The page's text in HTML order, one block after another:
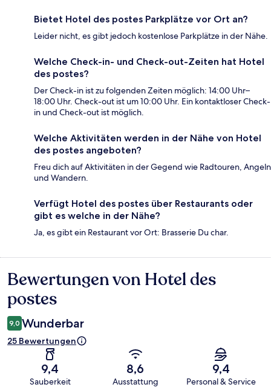
Bietet Hotel des postes Parkplätze vor Ort an?
Leider nicht, es gibt jedoch kostenlose Parkplätze in der Nähe.
Welche Check-in- und Check-out-Zeiten hat Hotel
des postes?
Der Check-in ist zu folgenden Zeiten möglich: 14:00 Uhr–
18:00 Uhr. Check-out ist um 10:00 Uhr. Ein kontaktloser Check-
in und Check-out ist möglich.
Welche Aktivitäten werden in der Nähe von Hotel
des postes angeboten?
Freu dich auf Aktivitäten in der Gegend wie Radtouren, Angeln
und Wandern.
Verfügt Hotel des postes über Restaurants oder
gibt es welche in der Nähe?
Ja, es gibt ein Restaurant vor Ort: Brasserie Du char.
Bewertungen
Bewertungen von Hotel des
postes
9,0 Wunderbar
25 Bewertungen
9,4
Sauberkeit
8,6
Ausstattung
9,4
Personal & Service